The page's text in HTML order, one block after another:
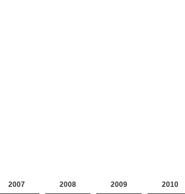
2007 2008 2009 2010